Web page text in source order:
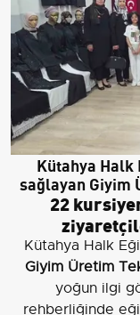
Kütahya Halk
sağlayan Giyim
22
Kütahya Halk
Giyim Üretim
yoğun ilgi
rehberliğinde